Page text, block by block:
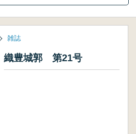
雑誌
織豊城郭 第21号